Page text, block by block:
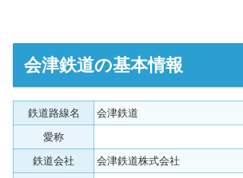
会津鉄道の基本情報
鉄道路線名
会津鉄道
愛称
鉄道会社
会津鉄道株式会社